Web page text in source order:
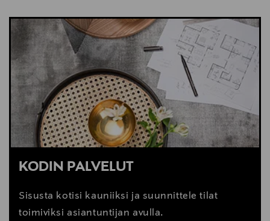
LUE VINKIT
KODIN PALVELUT
Sisusta kotisi kauniiksi ja suunnittele tilat
toimiviksi asiantuntijan avulla.